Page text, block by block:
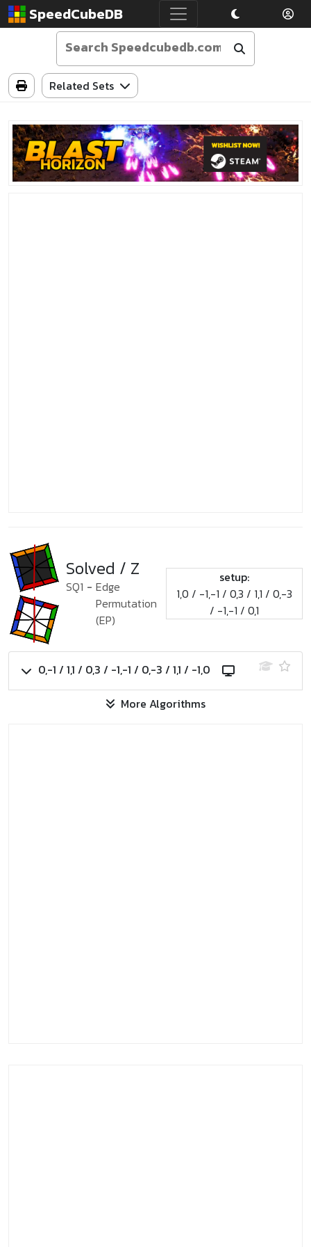
SpeedCubeDB
Related Sets
Solved / Z
SQ1 - Edge
Permutation
(EP)
setup:
1,0 / -1,-1 / 0,3 / 1,1 / 0,-3
/ -1,-1 / 0,1
0,-1 / 1,1 / 0,3 / -1,-1 / 0,-3 / 1,1 / -1,0
More Algorithms